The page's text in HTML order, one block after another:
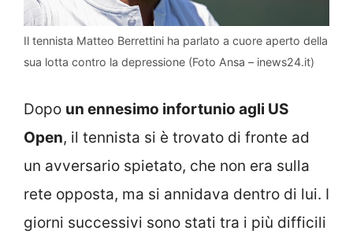
Il tennista Matteo Berrettini ha parlato a cuore aperto della
sua lotta contro la depressione (Foto Ansa – inews24.it)
Dopo un ennesimo infortunio agli US
Open, il tennista si è trovato di fronte ad
un avversario spietato, che non era sulla
rete opposta, ma si annidava dentro di lui. I
giorni successivi sono stati tra i più difficili